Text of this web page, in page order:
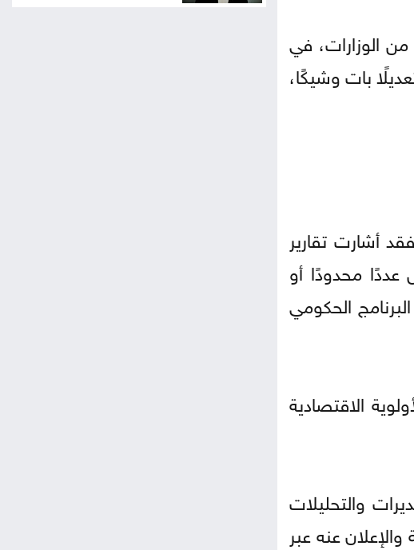
الوزارات، في
بات وشيكًا،
أشارت تقارير
محدودًا أو
الحكومي
الاقتصادية
والتحليلات
عنه عبر